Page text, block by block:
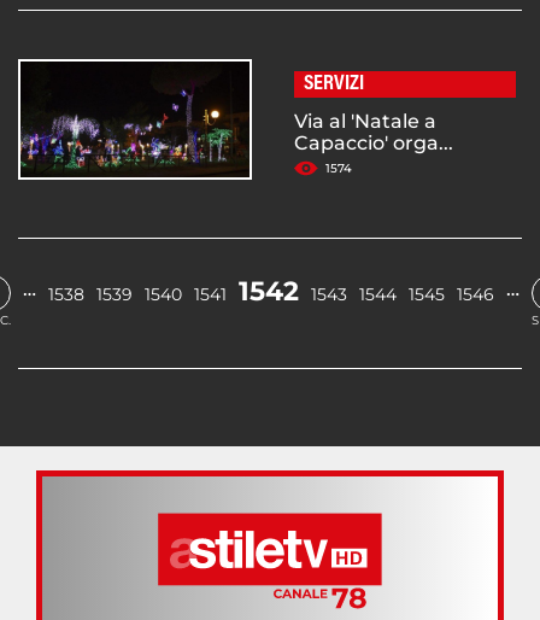
SERVIZI
Via al 'Natale a
Capaccio' orga...
1574
… 1538 1539 1540 1541 1542 1543 1544 1545 1546 …